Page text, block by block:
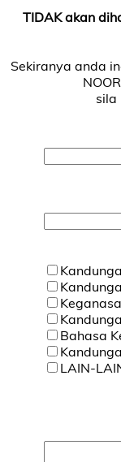
TIDAK akan
Sekiranya anda
sila
Bahasa
LAIN-